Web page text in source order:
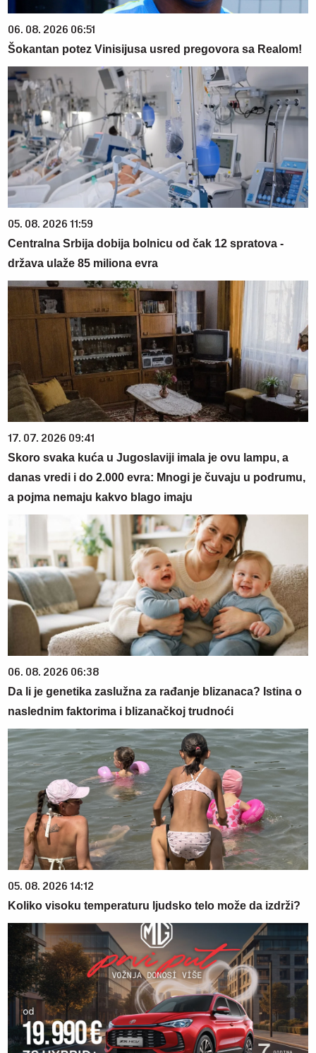
06. 08. 2026 06:51
Šokantan potez Vinisijusa usred pregovora sa Realom!
05. 08. 2026 11:59
Centralna Srbija dobija bolnicu od čak 12 spratova -
država ulaže 85 miliona evra
17. 07. 2026 09:41
Skoro svaka kuća u Jugoslaviji imala je ovu lampu, a
danas vredi i do 2.000 evra: Mnogi je čuvaju u podrumu,
a pojma nemaju kakvo blago imaju
06. 08. 2026 06:38
Da li je genetika zaslužna za rađanje blizanaca? Istina o
naslednim faktorima i blizanačkoj trudnoći
05. 08. 2026 14:12
Koliko visoku temperaturu ljudsko telo može da izdrži?